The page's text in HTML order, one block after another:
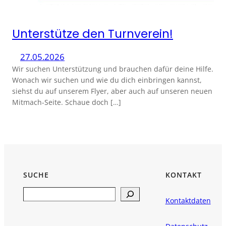
Unterstütze den Turnverein!
27.05.2026
Wir suchen Unterstützung und brauchen dafür deine Hilfe.
Wonach wir suchen und wie du dich einbringen kannst,
siehst du auf unserem Flyer, aber auch auf unseren neuen
Mitmach-Seite. Schaue doch […]
SUCHE KONTAKT
Kontaktdaten